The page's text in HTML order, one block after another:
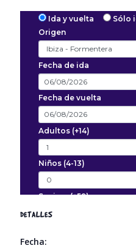
DETALLES
Fecha: